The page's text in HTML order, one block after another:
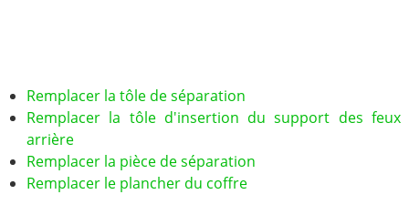
Remplacer la tôle de séparation
Remplacer la tôle d'insertion du support des feux
arrière
Remplacer la pièce de séparation
Remplacer le plancher du coffre